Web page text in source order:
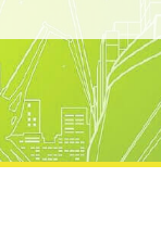
anzeigen
anzeigen